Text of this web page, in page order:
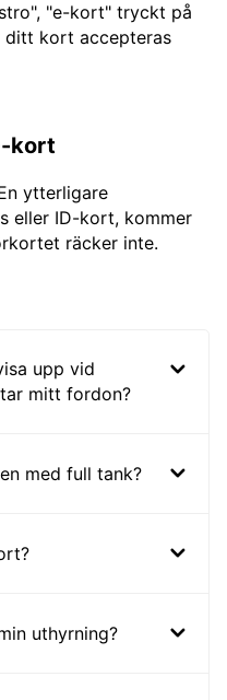
"e-kort" tryckt på
ditt kort accepteras
kort
ytterligare
eller ID-kort, kommer
räcker inte.
upp vid
mitt fordon?
med full tank?
uthyrning?